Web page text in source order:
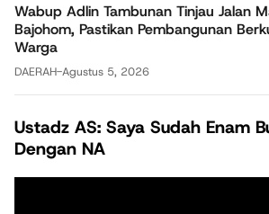
Wabup Adlin Tambunan Tinjau Jalan
Bajohom, Pastikan Pembangunan
Warga
DAERAH-Agustus 5, 2026
Ustadz AS: Saya Sudah Enam
Dengan NA